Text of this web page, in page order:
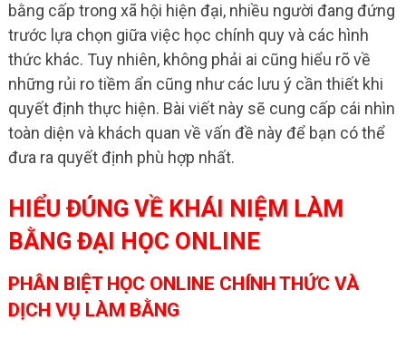
bằng cấp trong xã hội hiện đại, nhiều người đang đứng
trước lựa chọn giữa việc học chính quy và các hình
thức khác. Tuy nhiên, không phải ai cũng hiểu rõ về
những rủi ro tiềm ẩn cũng như các lưu ý cần thiết khi
quyết định thực hiện. Bài viết này sẽ cung cấp cái nhìn
toàn diện và khách quan về vấn đề này để bạn có thể
đưa ra quyết định phù hợp nhất.
HIỂU ĐÚNG VỀ KHÁI NIỆM LÀM
BẰNG ĐẠI HỌC ONLINE
PHÂN BIỆT HỌC ONLINE CHÍNH THỨC VÀ
DỊCH VỤ LÀM BẰNG